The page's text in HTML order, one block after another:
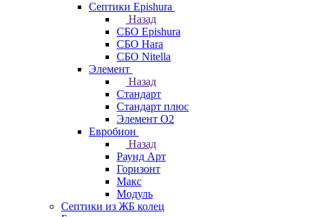
Септики Epishura
Назад
СБО Epishura
СБО Hara
СБО Nitella
Элемент
Назад
Стандарт
Стандарт плюс
Элемент О2
Евробион
Назад
Раунд Арт
Горизонт
Макс
Модуль
Септики из ЖБ колец